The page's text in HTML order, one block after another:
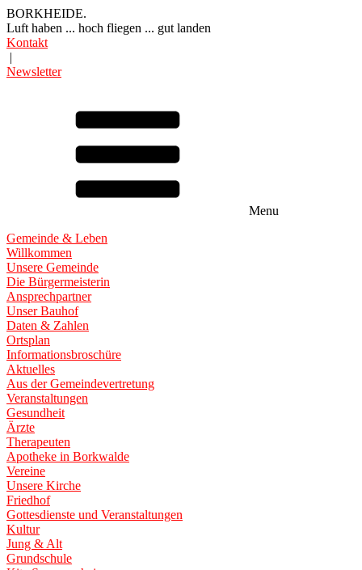
BORKHEIDE.
Luft haben ... hoch fliegen ... gut landen
Kontakt
|
Newsletter
Menu
Gemeinde & Leben
Willkommen
Unsere Gemeinde
Die Bürgermeisterin
Ansprechpartner
Unser Bauhof
Daten & Zahlen
Ortsplan
Informationsbroschüre
Aktuelles
Aus der Gemeindevertretung
Veranstaltungen
Gesundheit
Ärzte
Therapeuten
Apotheke in Borkwalde
Vereine
Unsere Kirche
Friedhof
Gottesdienste und Veranstaltungen
Kultur
Jung & Alt
Grundschule